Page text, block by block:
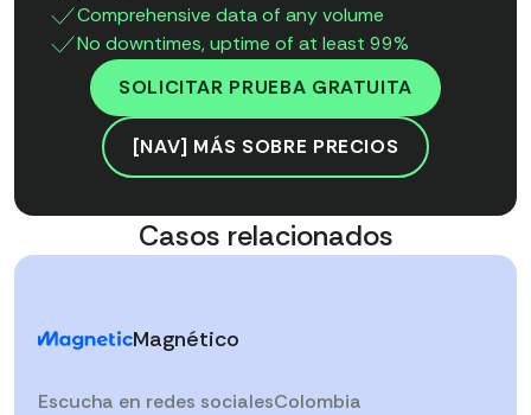
Comprehensive data of any volume
No downtimes, uptime of at least 99%
SOLICITAR PRUEBA GRATUITA
[NAV] MÁS SOBRE PRECIOS
Casos relacionados
Magnético
Escucha en redes socialesColombia